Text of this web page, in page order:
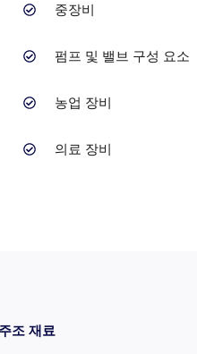
중장비
펌프 및 밸브 구성 요소
농업 장비
의료 장비
조 재료